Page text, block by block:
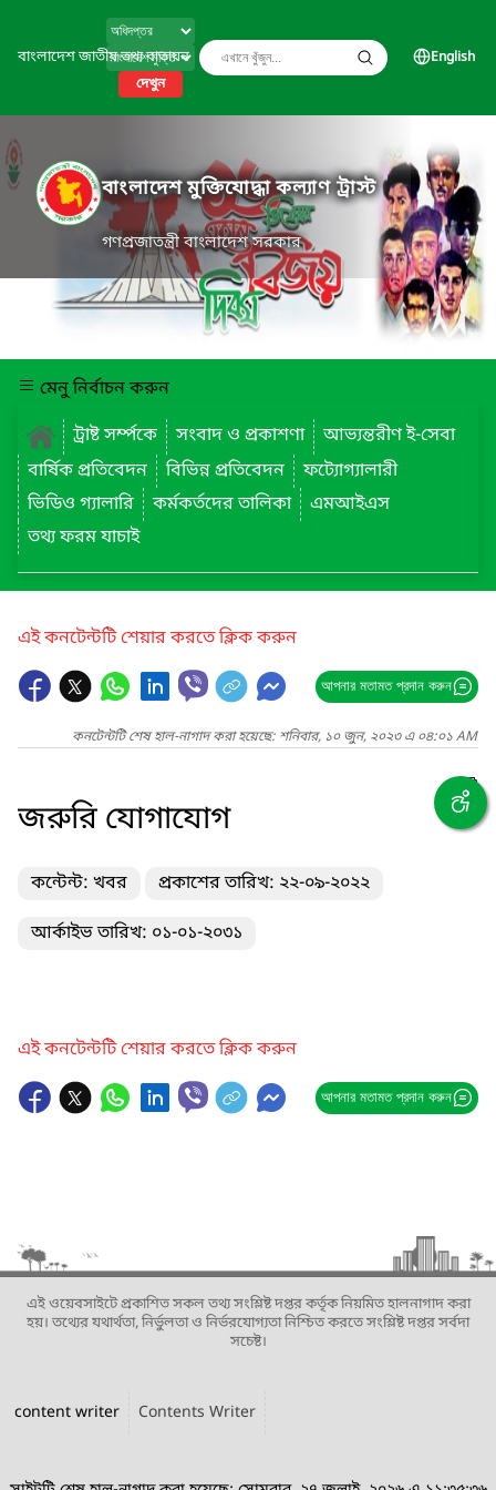
বাংলাদেশ জাতীয় তথ্য বাতায়ন
দেখুন
English
বাংলাদেশ মুক্তিযোদ্ধা কল্যাণ ট্রাস্ট
গণপ্রজাতন্ত্রী বাংলাদেশ সরকার
মেনু নির্বাচন করুন
ট্রাষ্ট সর্ম্পকে
সংবাদ ও প্রকাশণা
আভ্যন্তরীণ ই-সেবা
বার্ষিক প্রতিবেদন
বিভিন্ন প্রতিবেদন
ফট্যোগ্যালারী
ভিডিও গ্যালারি
কর্মকর্তদের তালিকা
এমআইএস
তথ্য ফরম যাচাই
এই কনটেন্টটি শেয়ার করতে ক্লিক করুন
আপনার মতামত প্রদান করুন
কনটেন্টটি শেষ হাল-নাগাদ করা হয়েছে: শনিবার, ১০ জুন, ২০২৩ এ ০৪:০১ AM
জরুরি যোগাযোগ
কন্টেন্ট: খবর প্রকাশের তারিখ: ২২-০৯-২০২২
আর্কাইভ তারিখ: ০১-০১-২০৩১
এই কনটেন্টটি শেয়ার করতে ক্লিক করুন
আপনার মতামত প্রদান করুন
এই ওয়েবসাইটে প্রকাশিত সকল তথ্য সংশ্লিষ্ট দপ্তর কর্তৃক নিয়মিত হালনাগাদ করা
হয়। তথ্যের যথার্থতা, নির্ভুলতা ও নির্ভরযোগ্যতা নিশ্চিত করতে সংশ্লিষ্ট দপ্তর সর্বদা
সচেষ্ট।
content writer Contents Writer